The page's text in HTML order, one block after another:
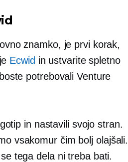
znamko, je prvi korak,
Ecwid in ustvarite spletno
potrebovali Venture
in nastavili svojo stran.
vsakomur čim bolj olajšali.
tega dela ni treba bati.